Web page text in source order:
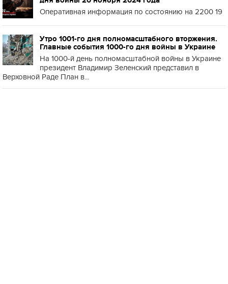
Оперативная информация по состоянию на 2200 19
Утро 1001-го дня полномасштабного вторжения.
Главные события 1000-го дня войны в Украине
На 1000-й день полномасштабной войны в Украине
президент Владимир Зеленский представил в
Верховной Раде План в...